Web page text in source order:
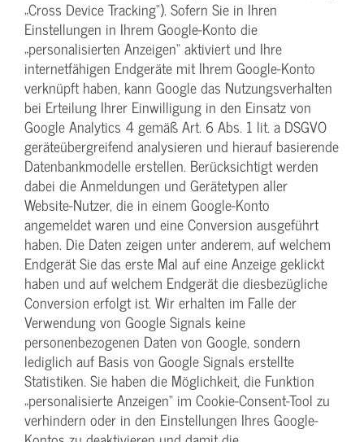
„Cross Device Tracking“). Sofern Sie in Ihren
Einstellungen in Ihrem Google-Konto die
„personalisierten Anzeigen“ aktiviert und Ihre
internetfähigen Endgeräte mit Ihrem Google-Konto
verknüpft haben, kann Google das Nutzungsverhalten
bei Erteilung Ihrer Einwilligung in den Einsatz von
Google Analytics 4 gemäß Art. 6 Abs. 1 lit. a DSGVO
geräteübergreifend analysieren und hierauf basierende
Datenbankmodelle erstellen. Berücksichtigt werden
dabei die Anmeldungen und Gerätetypen aller
Website-Nutzer, die in einem Google-Konto
angemeldet waren und eine Conversion ausgeführt
haben. Die Daten zeigen unter anderem, auf welchem
Endgerät Sie das erste Mal auf eine Anzeige geklickt
haben und auf welchem Endgerät die diesbezügliche
Conversion erfolgt ist. Wir erhalten im Falle der
Verwendung von Google Signals keine
personenbezogenen Daten von Google, sondern
lediglich auf Basis von Google Signals erstellte
Statistiken. Sie haben die Möglichkeit, die Funktion
„personalisierte Anzeigen“ im Cookie-Consent-Tool zu
verhindern oder in den Einstellungen Ihres Google-